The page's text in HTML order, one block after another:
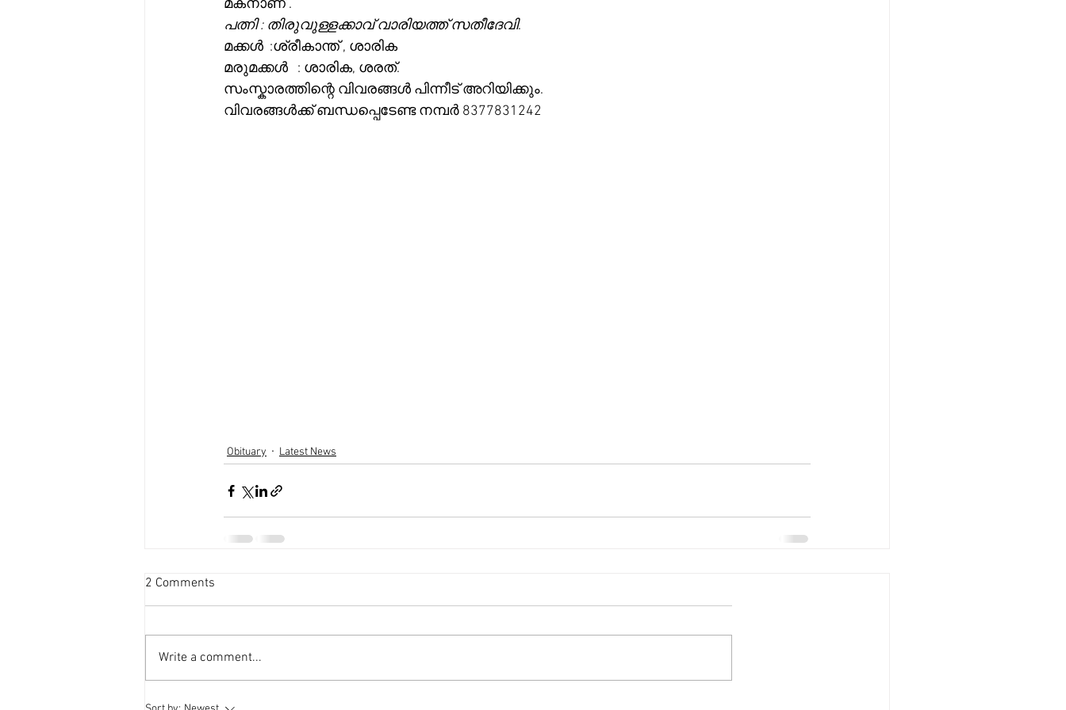
മകനാണ് .
പത്നി : തിരുവുള്ളക്കാവ് വാരിയത്ത് സതീദേവി.
മക്കൾ  :ശ്രീകാന്ത് , ശാരിക
മരുമക്കൾ   : ശാരിക, ശരത്.
സംസ്കാരത്തിന്റെ വിവരങ്ങൾ പിന്നീട് അറിയിക്കും.
വിവരങ്ങൾക്ക് ബന്ധപ്പെടേണ്ട നമ്പർ 8377831242
Obituary Latest News
2 Comments
Write a comment...